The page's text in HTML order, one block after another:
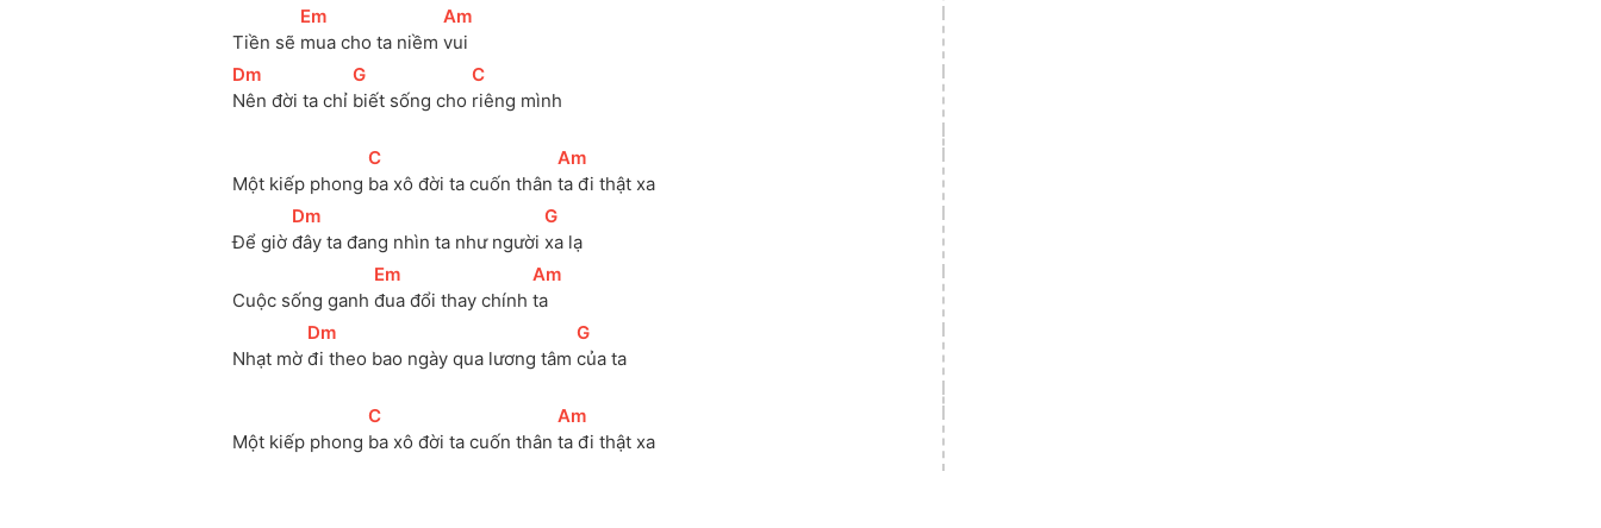
Tiền sẽ
[Em
mua cho ta niềm
[
Am
vui
[Dm
Nên đời ta chỉ
[
G
biết sống cho
[
C
riêng mình
Một kiếp phong
[
C
ba xô đời ta cuốn thân
[
Am
ta đi thật xa
Để giờ
[Dm
đây ta đang nhìn ta như người
[
G
xa lạ
Cuộc sống ganh
[Em
đua đổi thay chính
[
Am
ta
Nhạt mờ
[Dm
đi theo bao ngày qua lương tâm
[
G
của ta
Một kiếp phong
[
C
ba xô đời ta cuốn thân
[
Am
ta đi thật xa